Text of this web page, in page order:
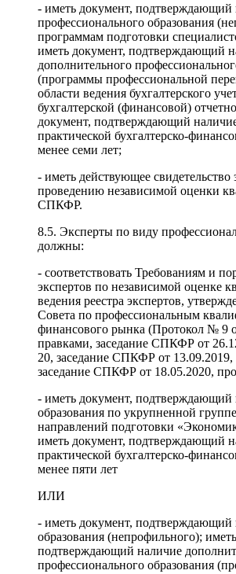
- иметь документ, подтверждающий
профессионального образования
программам подготовки
иметь документ, подтверждающий
дополнительного
(программы профессиональной
области ведения бухгалтерского
бухгалтерской (финансовой)
документ, подтверждающий
практической бухгалтерско-
менее семи лет;
- иметь действующее свидетельство
проведению независимой оценки
СПКФР.
8.5. Эксперты по виду
должны:
- соответствовать Требованиям и
экспертов по независимой оценке
ведения реестра экспертов,
Совета по профессиональным
финансового рынка (Протокол № 9
правками, заседание СПКФР от
20, заседание СПКФР от
заседание СПКФР от 18.05.2020,
- иметь документ,
образования по укрупненной
направлений подготовки
иметь документ, подтверждающий
практической бухгалтерско-
менее пяти лет
ИЛИ
- иметь документ,
образования (непрофильного);
подтверждающий наличие
профессионального образования